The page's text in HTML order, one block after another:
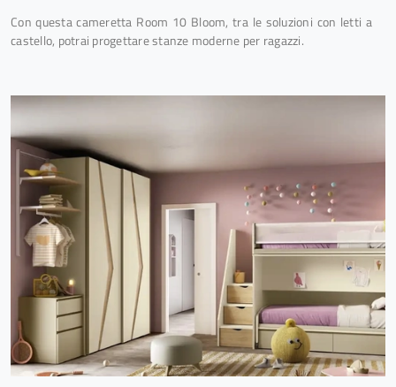
Con questa cameretta Room 10 Bloom, tra le soluzioni con letti a
castello, potrai progettare stanze moderne per ragazzi.